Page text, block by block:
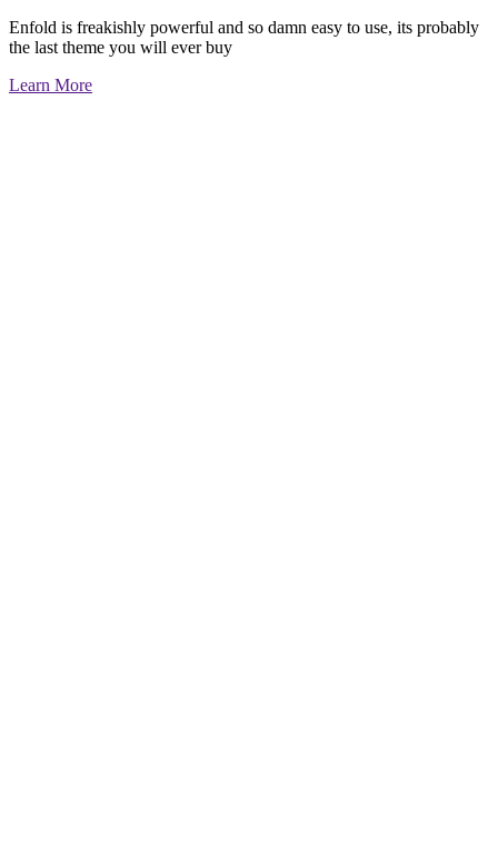
Enfold is freakishly powerful and so damn easy to use, its probably
the last theme you will ever buy
Learn More